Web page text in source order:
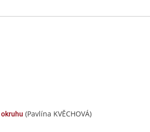
okruhu (Pavlína KVĚCHOVÁ)